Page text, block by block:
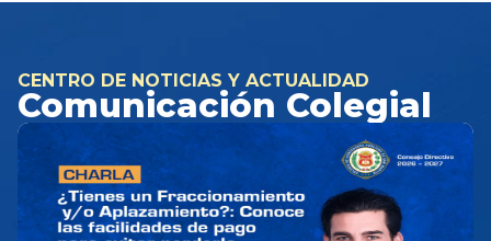
CENTRO DE NOTICIAS Y ACTUALIDAD
Comunicación Colegial